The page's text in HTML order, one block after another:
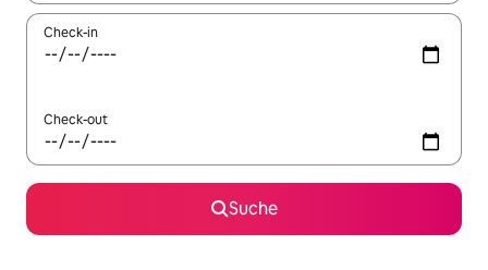
Check-in
Check-out
Suche